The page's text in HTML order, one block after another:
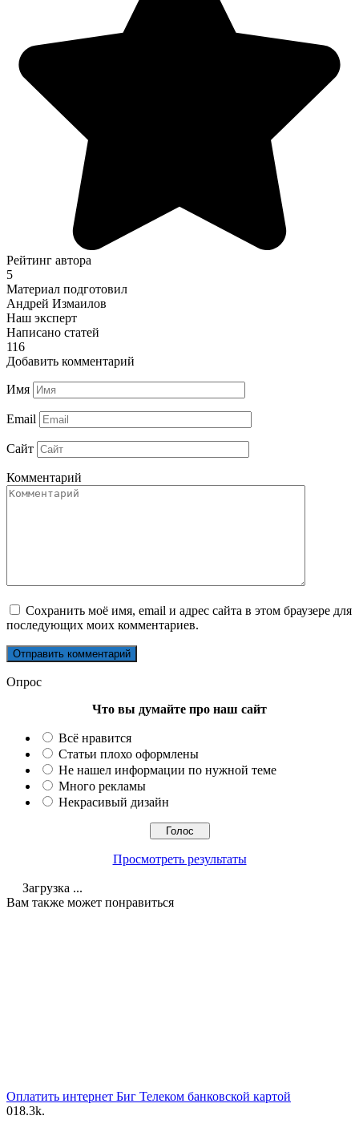
Рейтинг автора
5
Материал подготовил
Андрей Измаилов
Наш эксперт
Написано статей
116
Добавить комментарий
Имя
Email
Сайт
Комментарий
Сохранить моё имя, email и адрес сайта в этом браузере для
последующих моих комментариев.
Опрос
Что вы думайте про наш сайт
Всё нравится
Статьи плохо оформлены
Не нашел информации по нужной теме
Много рекламы
Некрасивый дизайн
Просмотреть результаты
Загрузка ...
Вам также может понравиться
Оплатить интернет Биг Телеком банковской картой
018.3k.